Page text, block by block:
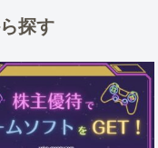
探す